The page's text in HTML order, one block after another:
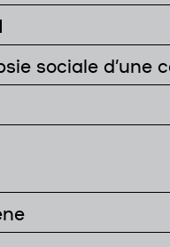
sociale d’une